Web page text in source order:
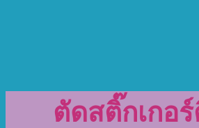
ตัดสติ๊กเกอ